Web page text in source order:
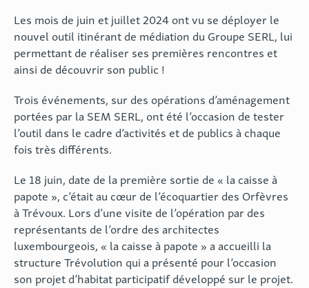
Les mois de juin et juillet 2024 ont vu se déployer le
nouvel outil itinérant de médiation du Groupe SERL, lui
permettant de réaliser ses premières rencontres et
ainsi de découvrir son public !
Trois événements, sur des opérations d’aménagement
portées par la SEM SERL, ont été l’occasion de tester
l’outil dans le cadre d’activités et de publics à chaque
fois très différents.
Le 18 juin, date de la première sortie de « la caisse à
papote », c’était au cœur de l’écoquartier des Orfèvres
à Trévoux. Lors d’une visite de l’opération par des
représentants de l’ordre des architectes
luxembourgeois, « la caisse à papote » a accueilli la
structure Trévolution qui a présenté pour l’occasion
son projet d’habitat participatif développé sur le projet.